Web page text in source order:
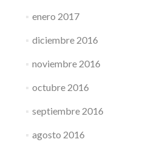
enero 2017
diciembre 2016
noviembre 2016
octubre 2016
septiembre 2016
agosto 2016